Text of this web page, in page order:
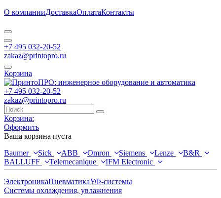
О компанииДоставкаОплатаКонтакты
+7 495 032-20-52
zakaz@printopro.ru
Корзина
+7 495 032-20-52
zakaz@printopro.ru
Корзина:
Оформить
Ваша корзина пуста
Baumer
Sick ABB Omron Siemens Lenze
B&R
BALLUFF
Telemecanique IFM Electronic
ЭлектроникаПневматикаУФ-системы
Системы охлаждения, увлажнения